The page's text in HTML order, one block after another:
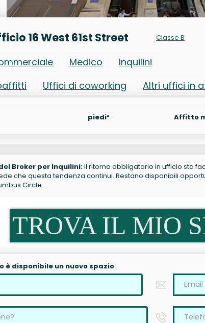
16 West 61st Street Classe B
Medico
Inquilini
Uffici di coworking Altri uffici in
piedi² Affitto
Broker per Inquilini:Il ritorno obbligatorio in ufficio sta
che questa tendenza continui. Restano disponibili
Circle.
TROVA IL MIO
è disponibile un nuovo spazio